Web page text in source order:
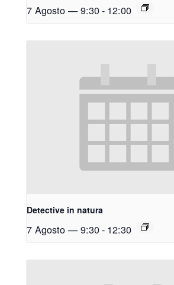
7 Agosto — 9:30- 12:00
Detective in natura
7 Agosto — 9:30- 12:30